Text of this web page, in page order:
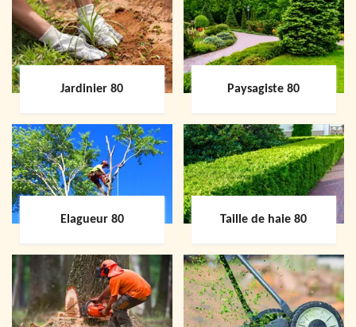
Jardinier 80 Paysagiste 80
Elagueur 80 Taille de haie 80